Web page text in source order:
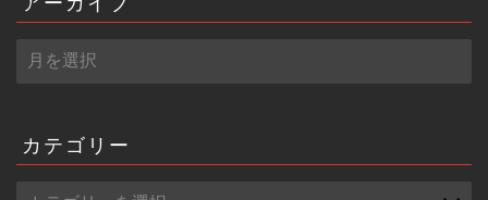
ー
ブ
カテゴリー